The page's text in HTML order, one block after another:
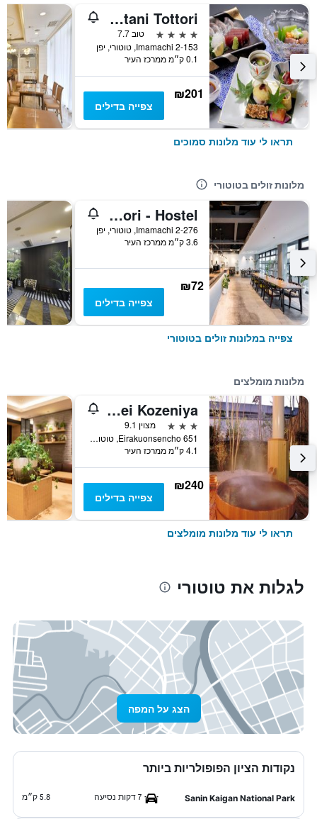
Hotel New Otani Tottori
4 כוכבים
טוב 7.7
2-153 Imamachi, טוטורי, יפן
0.1 ק״מ ממרכז העיר
₪201
צפייה בדילים
תראו לי עוד מלונות סמוכים
מלונות זולים בטוטורי
Drop Inn Tottori - Hostel
2-276 Imamachi, טוטורי, יפן
3.6 ק״מ ממרכז העיר
₪72
צפייה בדילים
צפייה במלונות זולים בטוטורי
מלונות מומלצים
Kansuitei Kozeniya
3 כוכבים
מצוין 9.1
651 Eirakuonsencho, טוטורי, יפן
4.1 ק״מ ממרכז העיר
₪240
צפייה בדילים
תראו לי עוד מלונות מומלצים
לגלות את טוטורי
הצג על המפה
נקודות הציון הפופולריות ביותר
Sanin Kaigan National Park 7 דקות נסיעה 5.8 ק״מ